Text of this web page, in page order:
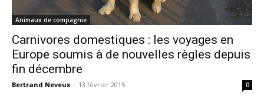
Animaux de compagnie
Carnivores domestiques : les voyages en
Europe soumis à de nouvelles règles depuis
fin décembre
Bertrand Neveux - 13 février 2015 0